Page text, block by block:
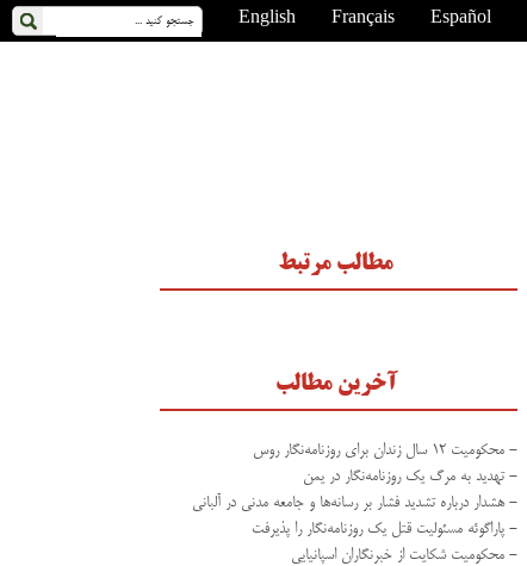
English Français Español
مطالب مرتبط
آخرین مطالب
- محکومیت ۱۲ سال زندان برای روزنامه‌نگار روس
- تهدید به مرگ یک روزنامه‌نگار در یمن
- هشدار درباره تشدید فشار بر رسانه‌ها و جامعه مدنی در آلبانی
- پاراگوئه مسئولیت قتل یک روزنامه‌نگار را پذیرفت
- محکومیت شکایت از خبرنگاران اسپانیایی